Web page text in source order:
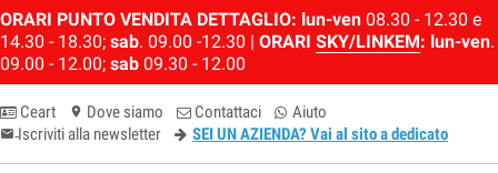
ORARI PUNTO VENDITA DETTAGLIO: lun-ven 08.30 - 12.30 e
14.30 - 18.30; sab. 09.00 -12.30 | ORARI SKY/LINKEM: lun-ven.
09.00 - 12.00; sab 09.30 - 12.00
Ceart location_on Dove siamo Contattaci Aiuto
email-newsletter
Iscriviti alla newsletter SEI UN AZIENDA? Vai al sito a dedicato